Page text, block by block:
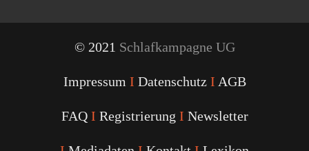
© 2021 Schlafkampagne UG
Impressum I Datenschutz I AGB
FAQ I Registrierung I Newsletter